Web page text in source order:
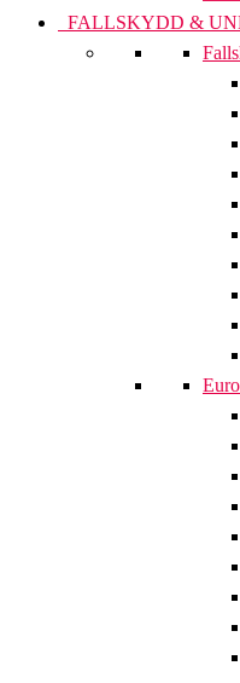
FALLSKYDD &